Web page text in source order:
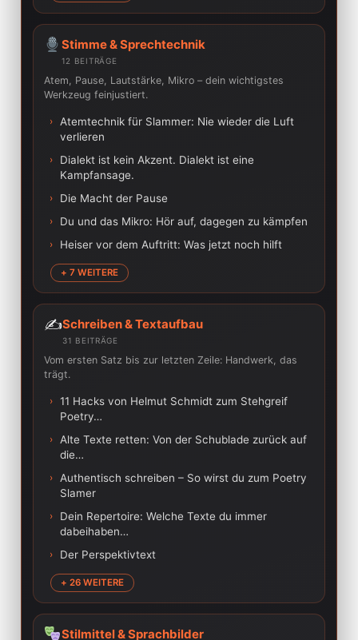
Stimme & Sprechtechnik
12 BEITRÄGE
Atem, Pause, Lautstärke, Mikro – dein wichtigstes
Werkzeug feinjustiert.
› Atemtechnik für Slammer: Nie wieder die Luft
verlieren
›
Dialekt ist kein Akzent. Dialekt ist eine
Kampfansage.
› Die Macht der Pause
› Du und das Mikro: Hör auf, dagegen zu kämpfen
› Heiser vor dem Auftritt: Was jetzt noch hilft
+ 7 WEITERE
✍️Schreiben & Textaufbau
31 BEITRÄGE
Vom ersten Satz bis zur letzten Zeile: Handwerk, das
trägt.
› 11 Hacks von Helmut Schmidt zum Stehgreif
Poetry…
› Alte Texte retten: Von der Schublade zurück auf
die…
› Authentisch schreiben – So wirst du zum Poetry
Slamer
›
Dein Repertoire: Welche Texte du immer
dabeihaben…
› Der Perspektivtext
+ 26 WEITERE
Stilmittel & Sprachbilder